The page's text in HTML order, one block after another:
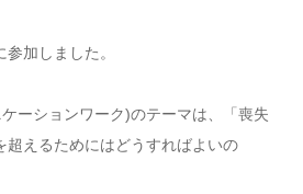
加しました。
ーションワーク)のテーマは、「喪失
超えるためにはどうすればよいの